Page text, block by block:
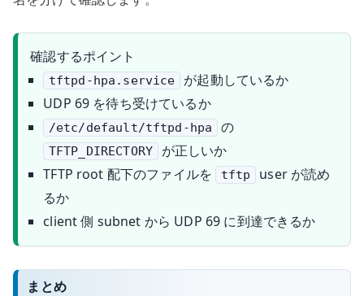
確認するポイント
tftpd-hpa.service
が起動しているか
UDP 69 を待ち受けているか
/etc/default/tftpd-hpa の
TFTP_DIRECTORY
が正しいか
TFTP root 配下のファイルを
tftp
user が読め
るか
client 側 subnet から UDP 69 に到達できるか
まとめ